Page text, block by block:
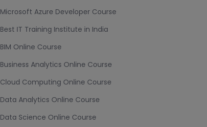
Microsoft Azure Developer Course
Best IT Training Institute in India
BIM Online Course
Business Analytics Online Course
Cloud Computing Online Course
Data Analytics Online Course
Data Science Online Course